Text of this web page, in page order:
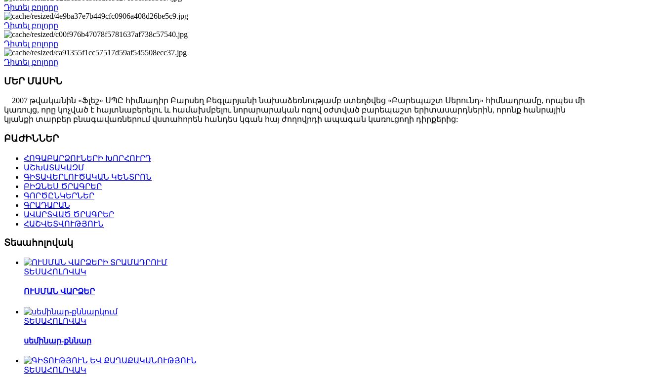
Դիտել բոլորը
Դիտել բոլորը
Դիտել բոլորը
Դիտել բոլորը
ՄԵՐ ՄԱՍԻՆ
2007 թվականին «Ֆլեշ» ՍՊԸ հիմնադիր Բարսեղ Բեգլարյանի նախաձեռնությամբ ստեղծվեց «Բարեպաշտ Սերունդ» հիմնադրամը, որպես մի
կառույց, որը կոչված է հայտնաբերելու և համախմբելու նորարարական ոգով օժտված բարեպաշտ երիտասարդներին, որոնք հանրային
կյանքի տարբեր բնագավառներում վստահորեն հանդես կգան հայ ժողովրդի ապագան կառուցողի դիրքերից:
ԲԱԺԻՆՆԵՐ
ՀՈԳԱԲԱՐՁՈՒՆԵՐԻ ԽՈՐՀՈՒՐԴ
ԱՇԽԱՏԱԿԱԶՄ
ԳԻՏԱՎԵՐԼՈՒԾԱԿԱՆ ԿԵՆՏՐՈՆ
ԲԻԶՆԵՍ ԾՐԱԳՐԵՐ
ԳՈՐԾԸՆԿԵՐՆԵՐ
ԳՐԱԴԱՐԱՆ
ԱՎԱՐՏՎԱԾ ԾՐԱԳՐԵՐ
ՀԱՇՎԵՏՎՈՒԹՅՈՒՆ
Տեսահոլովակ
ՏԵՍԱՀՈԼՈՎԱԿ
ՈՒՍՄԱՆ ՎԱՐՁԵՐ
ՏԵՍԱՀՈԼՈՎԱԿ
սեմինար-քննար
ՏԵՍԱՀՈԼՈՎԱԿ